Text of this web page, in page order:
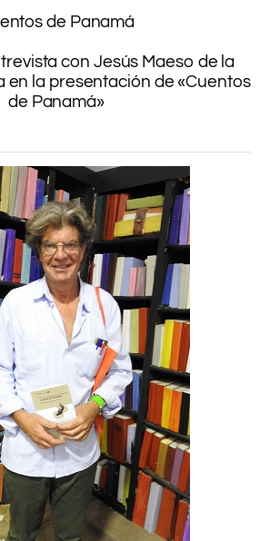
de Panamá
con Jesús Maeso de la
en la presentación de «Cuentos
de Panamá»